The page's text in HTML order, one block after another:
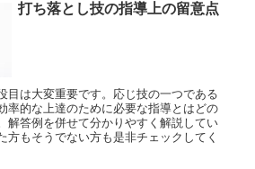
打ち落とし技の指導上の留意点
目は大変重要です。応じ技の一つである
率的な上達のために必要な指導とはどの
解答例を併せて分かりやすく解説してい
方もそうでない方も是非チェックしてく